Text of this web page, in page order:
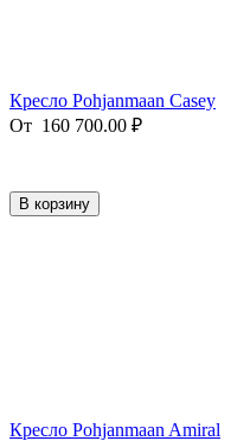
Кресло Pohjanmaan Casey
От 160 700.00 ₽
В корзину
Кресло Pohjanmaan Amiral